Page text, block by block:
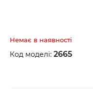
Немає в наявності
Код моделі: 2665